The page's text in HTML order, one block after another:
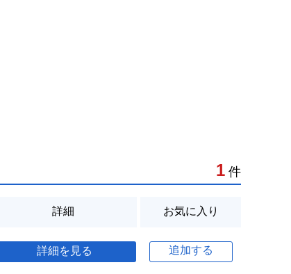
1 件
詳細 お気に入り
詳細を見る 追加する